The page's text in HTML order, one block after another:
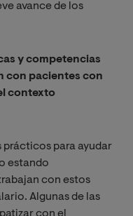
avance de los
y competencias
con pacientes con
contexto
prácticos para ayudar
estando
con estos
Algunas de las